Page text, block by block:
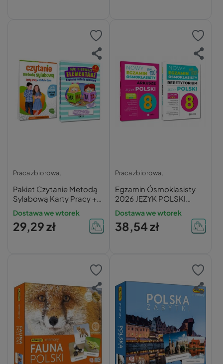
Praca zbiorowa,
Pakiet Czytanie Metodą
Sylabową Karty Pracy +
Pierwszy Elementarz
Greg
Dostawa we wtorek
29,29 zł
Praca zbiorowa,
Egzamin Ósmoklasisty
2026 JĘZYK POLSKI
Repetytorium +
ARKUSZE 8 Klasa GREG
Dostawa we wtorek
38,54 zł